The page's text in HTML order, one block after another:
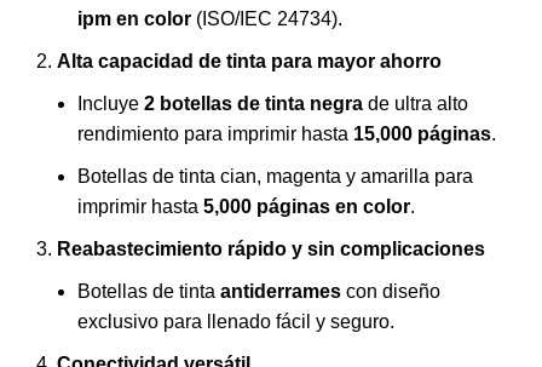
ipm en color (ISO/IEC 24734).
Alta capacidad de tinta para mayor ahorro
Incluye 2 botellas de tinta negra de ultra alto
rendimiento para imprimir hasta 15,000 páginas.
Botellas de tinta cian, magenta y amarilla para
imprimir hasta 5,000 páginas en color.
Reabastecimiento rápido y sin complicaciones
Botellas de tinta antiderrames con diseño
exclusivo para llenado fácil y seguro.